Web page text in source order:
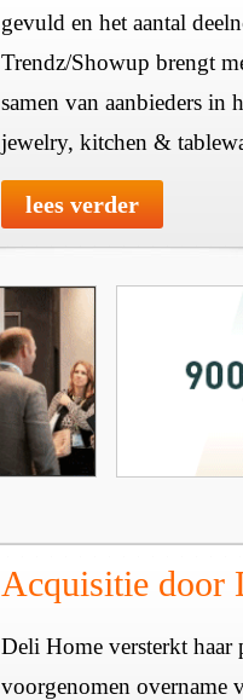
gevuld en het aantal
Trendz/Showup brengt
samen van aanbieders in
jewelry, kitchen &
lees verder
Acquisitie door
Deli Home versterkt haar
voorgenomen overname